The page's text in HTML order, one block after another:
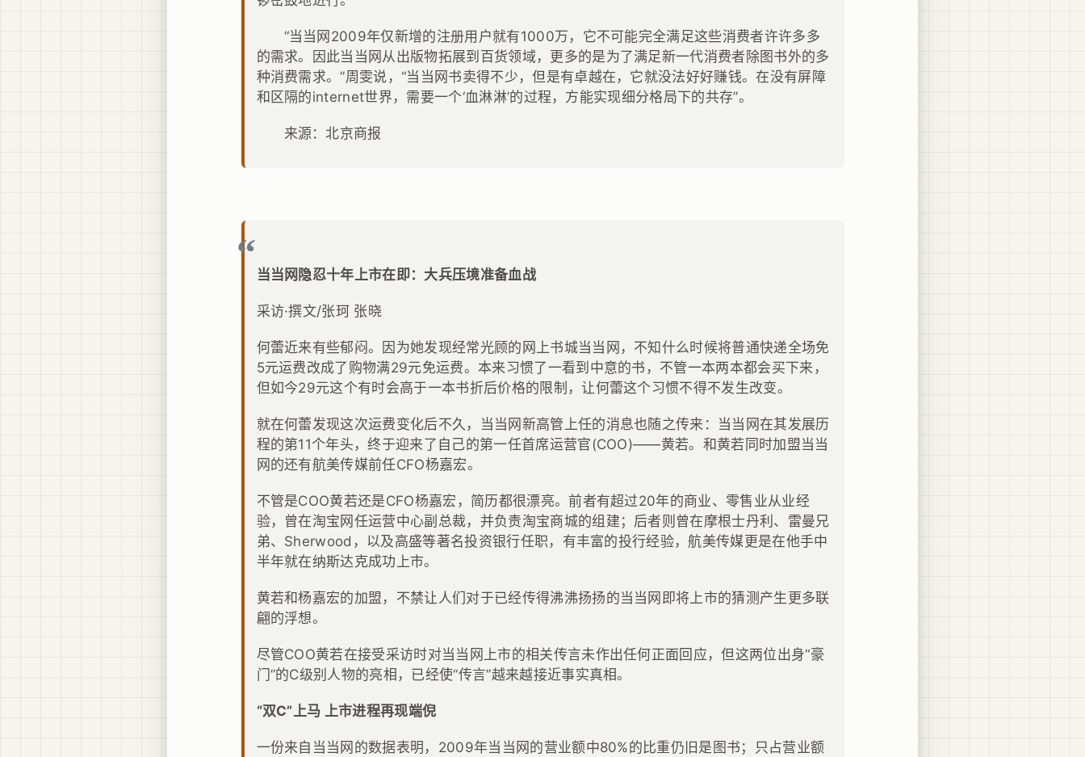
“当当网2009年仅新增的注册用户就有1000万，它不可能完全满足这些消费者许许多多
的需求。因此当当网从出版物拓展到百货领域，更多的是为了满足新一代消费者除图书外的多
种消费需求。”周雯说，“当当网书卖得不少，但是有卓越在，它就没法好好赚钱。在没有屏障
和区隔的internet世界，需要一个‘血淋淋’的过程，方能实现细分格局下的共存”。
来源：北京商报
当当网隐忍十年上市在即：大兵压境准备血战
采访·撰文/张珂 张晓
何蕾近来有些郁闷。因为她发现经常光顾的网上书城当当网，不知什么时候将普通快递全场免
5元运费改成了购物满29元免运费。本来习惯了一看到中意的书，不管一本两本都会买下来，
但如今29元这个有时会高于一本书折后价格的限制，让何蕾这个习惯不得不发生改变。
就在何蕾发现这次运费变化后不久，当当网新高管上任的消息也随之传来 ：当当网在其发展历
程的第11个年头，终于迎来了自己的第一任首席运营官(COO)——黄若。和黄若同时加盟当当
网的还有航美传媒前任CFO杨嘉宏。
不管是COO黄若还是CFO杨嘉宏，简历都很漂亮。前者有超过20年的商业、零售业从业经
验，曾在淘宝网任运营中心副总裁，并负责淘宝商城的组建；后者则曾在摩根士丹利、雷曼兄
弟、Sherwood，以及高盛等著名投资银行任职，有丰富的投行经验，航美传媒更是在他手中
半年就在纳斯达克成功上市。
黄若和杨嘉宏的加盟，不禁让人们对于已经传得沸沸扬扬的当当网即将上市的猜测产生更多联
翩的浮想。
尽管COO黄若在接受采访时对当当网上市的相关传言未作出任何正面回应，但这两位出身“豪
门”的C级别人物的亮相，已经使“传言”越来越接近事实真相。
“双C”上马 上市进程再现端倪
一份来自当当网的数据表明，2009年当当网的营业额中80%的比重仍旧是图书；只占营业额